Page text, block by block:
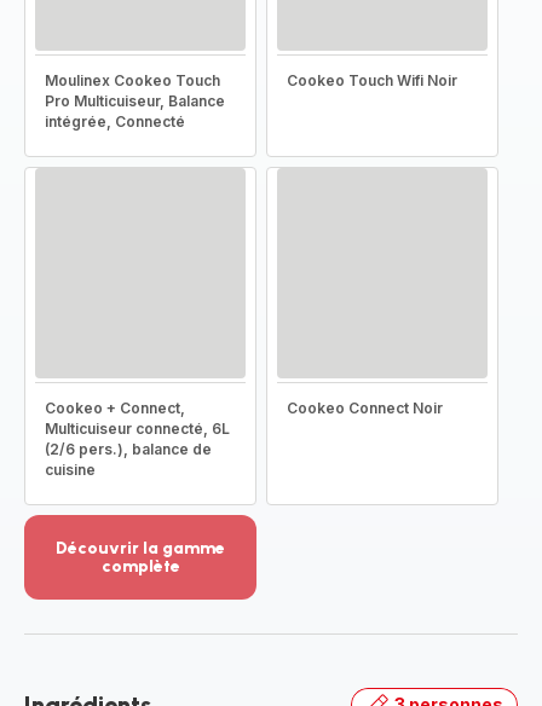
Moulinex Cookeo Touch
Pro Multicuiseur, Balance
intégrée, Connecté
Cookeo Touch Wifi Noir
Cookeo + Connect,
Multicuiseur connecté, 6L
(2/6 pers.), balance de
cuisine
Cookeo Connect Noir
Découvrir la gamme
complète
-